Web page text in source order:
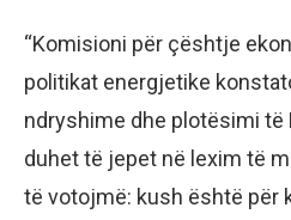
“Komisioni për çështje
politikat energjetike
ndryshime dhe plotësimi
duhet të jepet në lexim të
të votojmë: kush është për